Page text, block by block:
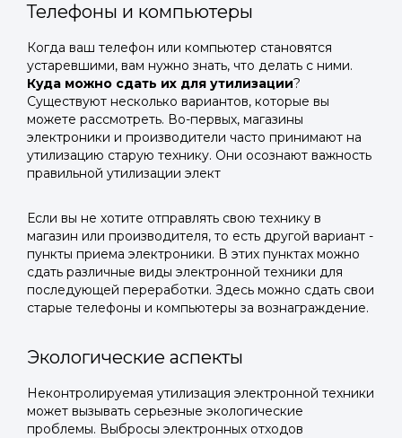
Телефоны и компьютеры
Когда ваш телефон или компьютер становятся
устаревшими, вам нужно знать, что делать с ними.
Куда можно сдать их для утилизации?
Существуют несколько вариантов, которые вы
можете рассмотреть. Во-первых, магазины
электроники и производители часто принимают на
утилизацию старую технику. Они осознают важность
правильной утилизации элект
Если вы не хотите отправлять свою технику в
магазин или производителя, то есть другой вариант -
пункты приема электроники. В этих пунктах можно
сдать различные виды электронной техники для
последующей переработки. Здесь можно сдать свои
старые телефоны и компьютеры за вознаграждение.
Экологические аспекты
Неконтролируемая утилизация электронной техники
может вызывать серьезные экологические
проблемы. Выбросы электронных отходов